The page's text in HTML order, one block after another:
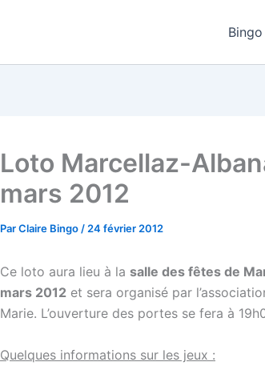
Loto Marcellaz-
mars 2012
ParClaire Bingo / 24 février 2012
Ce loto aura lieu à la salle des fêtes de
mars 2012 et sera organisé par
Marie. L’ouverture des portes se fera à
Quelques informations sur les jeux :